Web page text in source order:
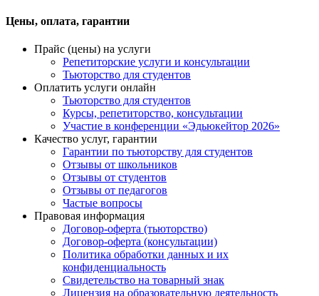
Цены, оплата, гарантии
Прайс (цены) на услуги
Репетиторские услуги и консультации
Тьюторство для студентов
Оплатить услуги онлайн
Тьюторство для студентов
Курсы, репетиторство, консультации
Участие в конференции «Эдьюкейтор 2026»
Качество услуг, гарантии
Гарантии по тьюторству для студентов
Отзывы от школьников
Отзывы от студентов
Отзывы от педагогов
Частые вопросы
Правовая информация
Договор-оферта (тьюторство)
Договор-оферта (консультации)
Политика обработки данных и их
конфиденциальность
Свидетельство на товарный знак
Лицензия на образовательную деятельность